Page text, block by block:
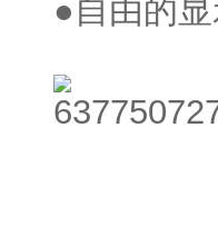
●自由的